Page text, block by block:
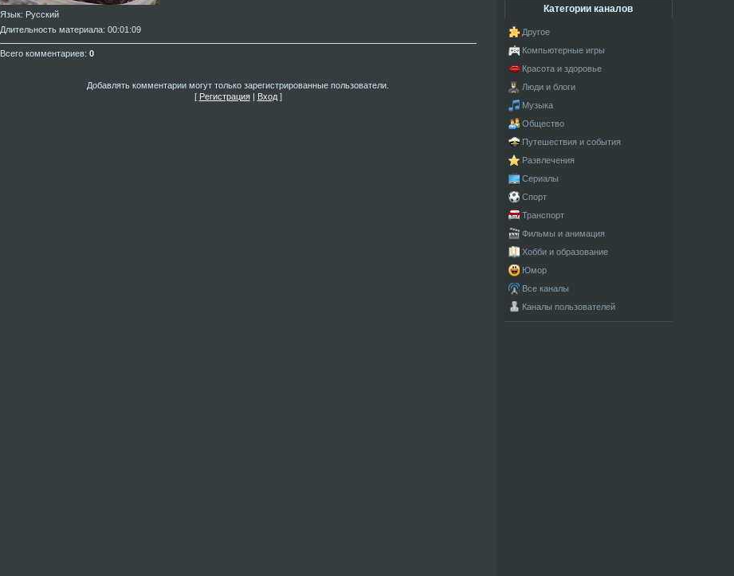
Язык: Русский
Длительность материала: 00:01:09
Всего комментариев: 0
Добавлять комментарии могут только зарегистрированные пользователи.
[ Регистрация| Вход]
Категории каналов
Другое
Компьютерные игры
Красота и здоровье
Люди и блоги
Музыка
Общество
Путешествия и события
Развлечения
Сериалы
Спорт
Транспорт
Фильмы и анимация
Хобби и образование
Юмор
Все каналы
Каналы пользователей